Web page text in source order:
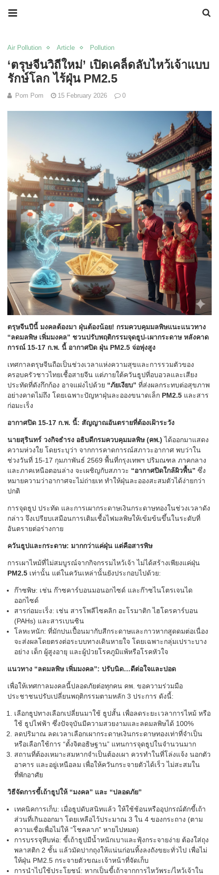
Air Pollution Article Pollution
‘ตรุษจีนวิถีใหม่’ เปิดเคล็ดลับไหว้เจ้าแบบ
รักษ์โลก ไร้ฝุ่น PM2.5
Pom Pom 15 February 2026 0
ตรุษจีนปีนี้ มงคลต้องมา ฝุ่นต้องน้อย! กรมควบคุมมลพิษแนะแนวทาง
“ลดมลพิษ เพิ่มมงคล” ชวนปรับพฤติกรรมจุดธูป-เผากระดาษ หลังคาด
การณ์ 15-17 ก.พ. นี้ อากาศปิด ฝุ่น PM2.5 จ่อพุ่งสูง
เทศกาลตรุษจีนถือเป็นช่วงเวลาแห่งความสุขและการรวมตัวของ
ครอบครัวชาวไทยเชื้อสายจีน แต่ภายใต้ควันธูปที่อบอวลและเสียง
ประทัดที่ดังกึกก้อง อาจแฝงไปด้วย “ภัยเงียบ” ที่ส่งผลกระทบต่อสุขภาพ
อย่างคาดไม่ถึง โดยเฉพาะปัญหาฝุ่นละอองขนาดเล็ก PM2.5 และสาร
ก่อมะเร็ง
อากาศปิด 15-17 ก.พ. นี้: สัญญาณอันตรายที่ต้องเฝ้าระวัง
นายสุรินทร์ วงกิจธำรง อธิบดีกรมควบคุมมลพิษ (คพ.) ได้ออกมาแสดง
ความห่วงใย โดยระบุว่า จากการคาดการณ์สภาวะอากาศ พบว่าใน
ช่วงวันที่ 15-17 กุมภาพันธ์ 2569 พื้นที่กรุงเทพฯ ปริมณฑล ภาคกลาง
และภาคเหนือตอนล่าง จะเผชิญกับสภาวะ “อากาศปิดใกล้ผิวพื้น” ซึ่ง
หมายความว่าอากาศจะไม่ถ่ายเท ทำให้ฝุ่นละอองสะสมตัวได้ง่ายกว่า
ปกติ
การจุดธูป ประทัด และการเผากระดาษเงินกระดาษทองในช่วงเวลาดัง
กล่าว จึงเปรียบเสมือนการเติมเชื้อไฟมลพิษให้เข้มข้นขึ้นในระดับที่
อันตรายต่อร่างกาย
ควันธูปและกระดาษ: มากกว่าแค่ฝุ่น แต่คือสารพิษ
การเผาไหม้ที่ไม่สมบูรณ์จากกิจกรรมไหว้เจ้า ไม่ได้สร้างเพียงแค่ฝุ่น
PM2.5 เท่านั้น แต่ในควันเหล่านั้นยังประกอบไปด้วย:
ก๊าซพิษ: เช่น ก๊าซคาร์บอนมอนอกไซด์ และก๊าซไนโตรเจนได
ออกไซด์
สารก่อมะเร็ง: เช่น สารโพลีไซคลิก อะโรมาติก ไฮโดรคาร์บอน
(PAHs) และสารเบนซิน
โลหะหนัก: ที่มักปนเปื้อนมากับสีกระดาษและกาวหากสูดดมต่อเนื่อง
จะส่งผลโดยตรงต่อระบบทางเดินหายใจ โดยเฉพาะกลุ่มเปราะบาง
อย่าง เด็ก ผู้สูงอายุ และผู้ป่วยโรคภูมิแพ้หรือโรคหัวใจ
แนวทาง “ลดมลพิษ เพิ่มมงคล”: ปรับนิด…ดีต่อใจและปอด
เพื่อให้เทศกาลมงคลนี้ปลอดภัยต่อทุกคน คพ. ขอความร่วมมือ
ประชาชนปรับเปลี่ยนพฤติกรรมตามหลัก 3 ประการ ดังนี้:
เลือกธูปทางเลือกเปลี่ยนมาใช้ ธูปสั้น เพื่อลดระยะเวลาการไหม้ หรือ
ใช้ ธูปไฟฟ้า ซึ่งปัจจุบันมีความสวยงามและลดมลพิษได้ 100%
ลดปริมาณ ลดเวลาเลือกเผากระดาษเงินกระดาษทองเท่าที่จำเป็น
หรือเลือกใช้การ “ตั้งจิตอธิษฐาน” แทนการจุดธูปในจำนวนมาก
สถานที่ต้องเหมาะสมหากจำเป็นต้องเผา ควรทำในที่โล่งแจ้ง นอกตัว
อาคาร และอยู่เหนือลม เพื่อให้ควันกระจายตัวได้เร็ว ไม่สะสมใน
ที่พักอาศัย
วิธีจัดการขี้เถ้าธูปให้ “มงคล” และ “ปลอดภัย”
เทคนิคการเก็บ: เมื่อธูปดับสนิทแล้ว ให้ใช้ช้อนหรืออุปกรณ์ตักขี้เถ้า
ส่วนที่เกินออกมา โดยเหลือไว้ประมาณ 3 ใน 4 ของกระถาง (ตาม
ความเชื่อเพื่อไม่ให้ “โชคลาภ” หายไปหมด)
การบรรจุหีบห่อ: ขี้เถ้าธูปมีน้ำหนักเบาและฟุ้งกระจายง่าย ต้องใส่ถุง
พลาสติก 2 ชั้น แล้วมัดปากถุงให้แน่นก่อนทิ้งลงถังขยะทั่วไป เพื่อไม่
ให้ฝุ่น PM2.5 กระจายตัวขณะเจ้าหน้าที่จัดเก็บ
การนำไปใช้ประโยชน์: หากเป็นขี้เถ้าจากการไหว้พระ/ไหว้เจ้าใน